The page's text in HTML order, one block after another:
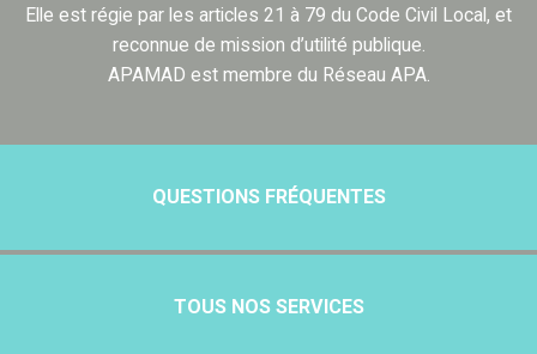
Elle est régie par les articles 21 à 79 du Code Civil Local, et
reconnue de mission d’utilité publique.
APAMAD est membre du Réseau APA.
QUESTIONS FRÉQUENTES
TOUS NOS SERVICES